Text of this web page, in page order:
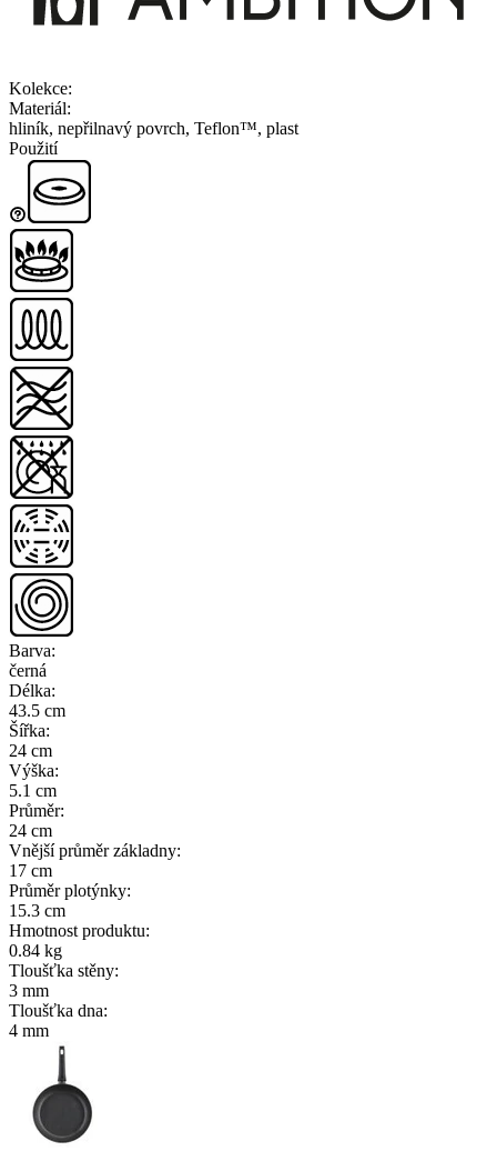
Kolekce:
Materiál:
hliník, nepřilnavý povrch, Teflon™, plast
Použití
Barva:
černá
Délka:
43.5 cm
Šířka:
24 cm
Výška:
5.1 cm
Průměr:
24 cm
Vnější průměr základny:
17 cm
Průměr plotýnky:
15.3 cm
Hmotnost produktu:
0.84 kg
Tloušťka stěny:
3 mm
Tloušťka dna:
4 mm